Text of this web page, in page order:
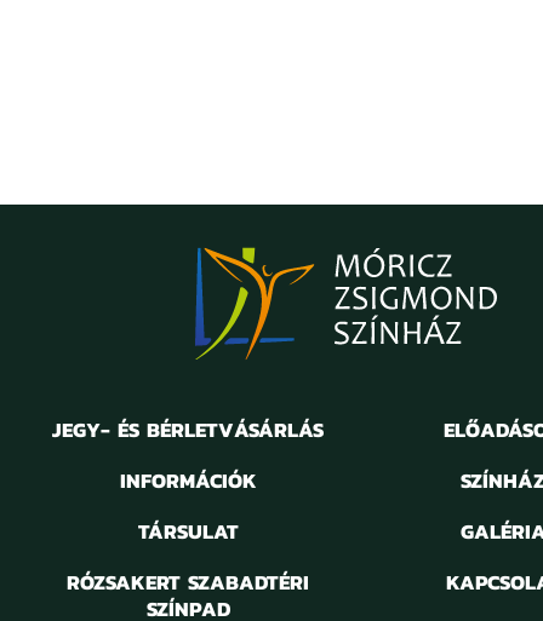
JEGY- ÉS BÉRLETVÁSÁRLÁS
INFORMÁCIÓK
TÁRSULAT
RÓZSAKERT SZABADTÉRI
SZÍNPAD